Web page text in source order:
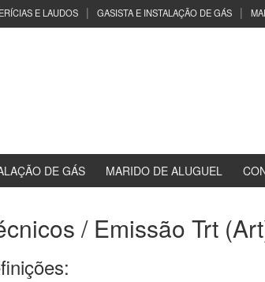
E LAUDOS GASISTA E INSTALAÇÃO DE GÁS
DE GÁS MARIDO DE ALUGUEL
/ Emissão Trt